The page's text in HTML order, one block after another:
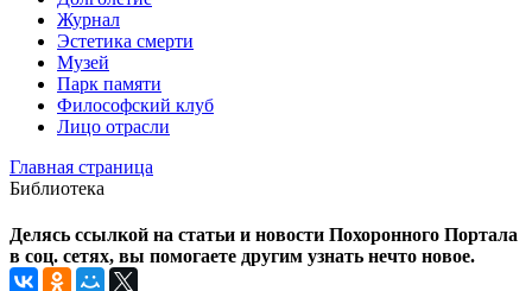
Журнал
Эстетика смерти
Музей
Парк памяти
Философский клуб
Лицо отрасли
Главная страница
Библиотека
Делясь ссылкой на статьи и новости Похоронного Портала
в соц. сетях, вы помогаете другим узнать нечто новое.